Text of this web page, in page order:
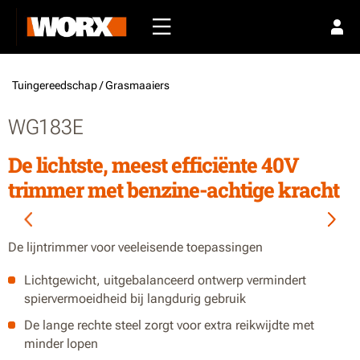
Tuingereedschap /Grasmaaiers
WG183E
De lichtste, meest efficiënte 40V
trimmer met benzine-achtige kracht
De lijntrimmer voor veeleisende toepassingen
Lichtgewicht, uitgebalanceerd ontwerp vermindert
spiervermoeidheid bij langdurig gebruik
De lange rechte steel zorgt voor extra reikwijdte met
minder lopen